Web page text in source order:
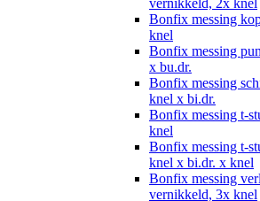
vernikkeld, 2x knel
Bonfix messing
knel
Bonfix messing
x bu.dr.
Bonfix messing
knel x bi.dr.
Bonfix messing t-
knel
Bonfix messing t-
knel x bi.dr. x knel
Bonfix messing
vernikkeld, 3x knel